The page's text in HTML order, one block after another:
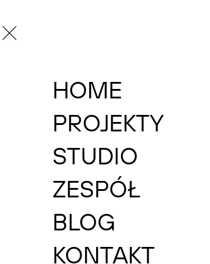
HOME
PROJEKTY
STUDIO
ZESPÓŁ
BLOG
KONTAKT
WRÓĆ DO PROJEKTÓW